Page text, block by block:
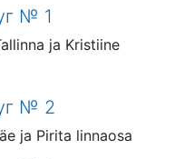
№ 1
ja Kristiine
№ 2
ja Pirita linnaosa